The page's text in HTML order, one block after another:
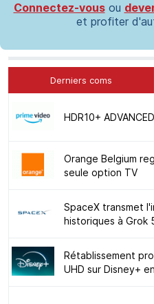
Connectez-vousou
et profiter
Derniers coms
HDR10+
Orange Belgium
seule option TV
SpaceX transmet
historiques à Grok
Rétablissement
UHD sur Disney+